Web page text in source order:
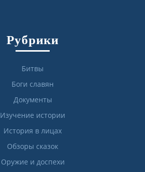
Рубрики
Битвы
Боги славян
Документы
Изучение истории
История в лицах
Обзоры сказок
Оружие и доспехи